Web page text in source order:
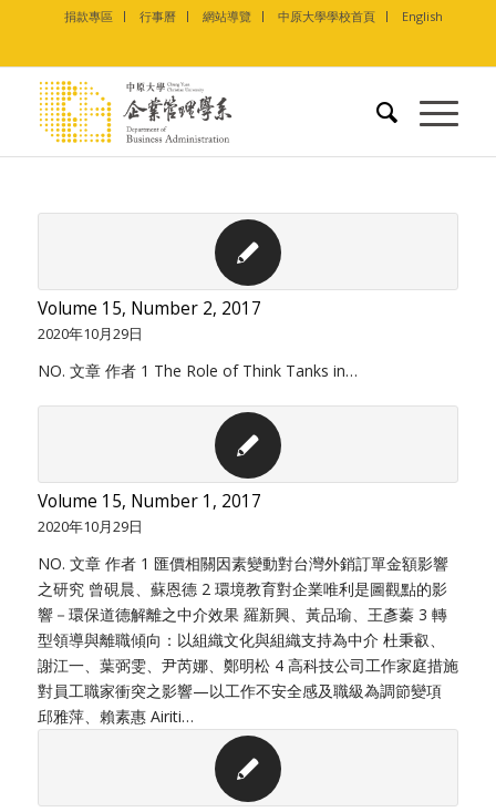
捐款專區 行事曆 網站導覽 中原大學學校首頁 English
Volume 15, Number 2, 2017
2020年10月29日
NO. 文章 作者 1 The Role of Think Tanks in…
Volume 15, Number 1, 2017
2020年10月29日
NO. 文章 作者 1 匯價相關因素變動對台灣外銷訂單金額影響
之研究 曾硯晨、蘇恩德 2 環境教育對企業唯利是圖觀點的影
響－環保道德解離之中介效果 羅新興、黃品瑜、王彥蓁 3 轉
型領導與離職傾向：以組織文化與組織支持為中介 杜秉叡、
謝江一、葉弼雯、尹芮娜、鄭明松 4 高科技公司工作家庭措施
對員工職家衝突之影響—以工作不安全感及職級為調節變項
邱雅萍、賴素惠 Airiti…